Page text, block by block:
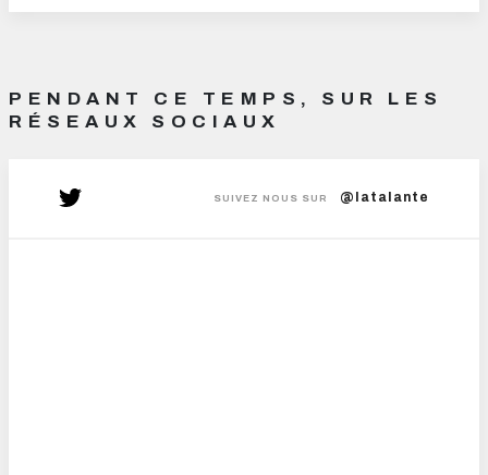
PENDANT CE TEMPS, SUR LES
RÉSEAUX SOCIAUX
SUIVEZ NOUS SUR @latalante